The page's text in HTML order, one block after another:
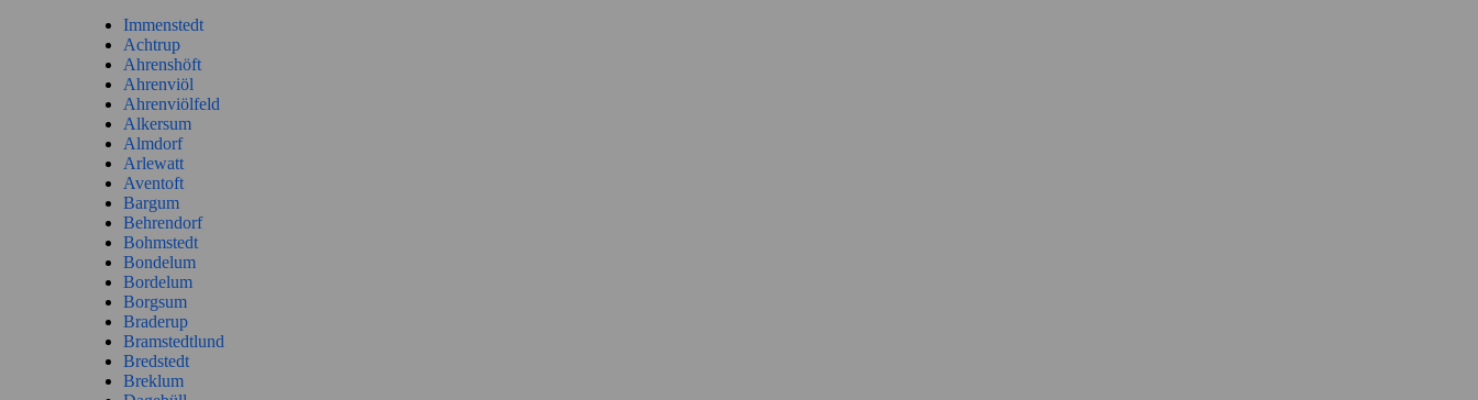
Immenstedt
Achtrup
Ahrenshöft
Ahrenviöl
Ahrenviölfeld
Alkersum
Almdorf
Arlewatt
Aventoft
Bargum
Behrendorf
Bohmstedt
Bondelum
Bordelum
Borgsum
Braderup
Bramstedtlund
Bredstedt
Breklum